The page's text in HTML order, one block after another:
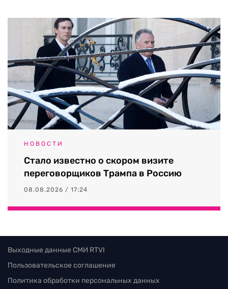
НОВОСТИ
Стало известно о скором визите
переговорщиков Трампа в Россию
08.08.2026 / 17:24
Выходные данные СМИ RTVI
Пользовательское соглашение
Политика обработки персональных данных